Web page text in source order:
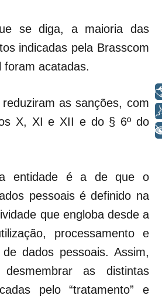
se diga, a maioria das
indicadas pela Brasscom
foram acatadas.
as sanções, com
X, XI e XII e do § 6º do
entidade é a de que o
pessoais é definido na
que engloba desde a
processamento e
dados pessoais. Assim,
as distintas
pelo “tratamento” e
Voz
+ Acessibilidade